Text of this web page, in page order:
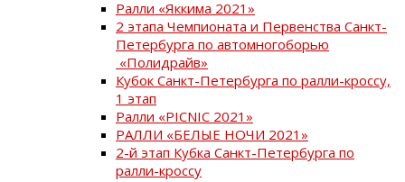
Ралли «Яккима 2021»
2 этапа Чемпионата и Первенства Санкт-
Петербурга по автомногоборью
«Полидрайв»
Кубок Санкт-Петербурга по ралли-кроссу,
1 этап
Ралли «PICNIC 2021»
РАЛЛИ «БЕЛЫЕ НОЧИ 2021»
2-й этап Кубка Санкт-Петербурга по
ралли-кроссу